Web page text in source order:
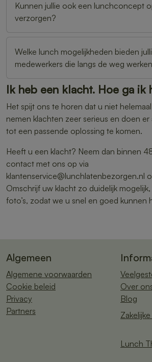
Kunnen jullie ook een lunchconcept
verzorgen?
Welke lunch mogelijkheden bieden
medewerkers die langs de weg
Ik heb een klacht. Hoe ga ik
Het spijt ons te horen dat u niet
nemen klachten zeer serieus en doen er
tot een passende oplossing te komen.
Heeft u een klacht? Neem dan binnen
contact met ons op via
klantenservice@lunchlatenbezorgen.nl
Omschrijf uw klacht zo duidelijk
foto’s, zodat we u snel en goed kunnen
Algemeen
Algemene voorwaarden
Cookie beleid
Privacy
Partners
Over
Blog
Lunch